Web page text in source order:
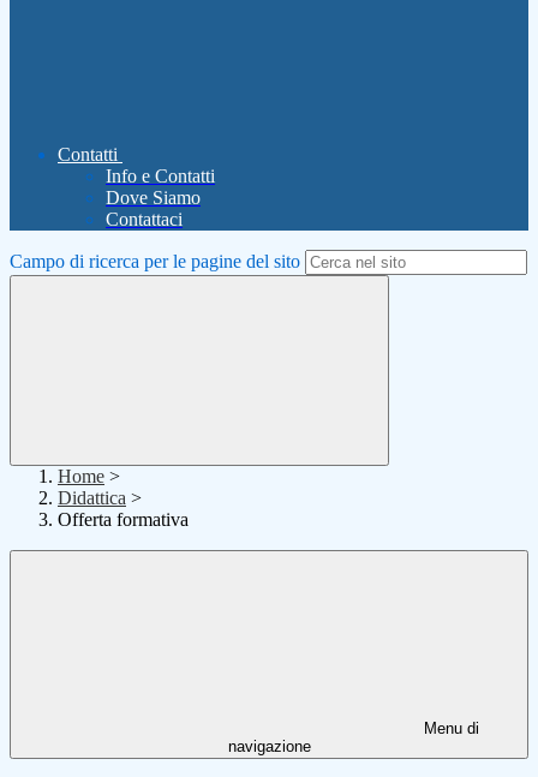
Contatti
Info e Contatti
Dove Siamo
Contattaci
Campo di ricerca per le pagine del sito
Home >
Didattica >
Offerta formativa
Menu di
navigazione